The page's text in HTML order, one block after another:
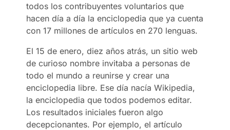
todos los contribuyentes voluntarios que
hacen día a día la enciclopedia que ya cuenta
con 17 millones de artículos en 270 lenguas.
El 15 de enero, diez años atrás, un sitio web
de curioso nombre invitaba a personas de
todo el mundo a reunirse y crear una
enciclopedia libre. Ese día nacía Wikipedia,
la enciclopedia que todos podemos editar.
Los resultados iniciales fueron algo
decepcionantes. Por ejemplo, el artículo